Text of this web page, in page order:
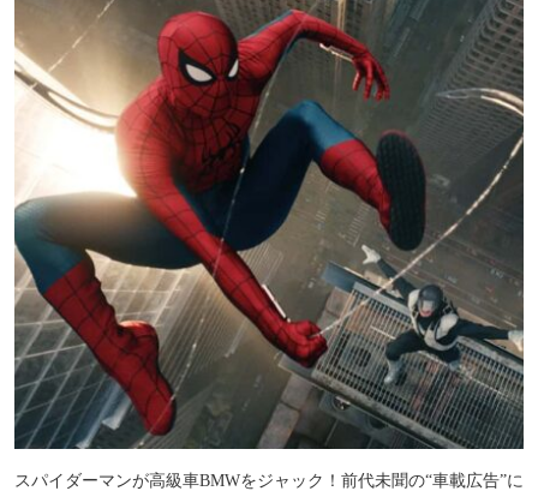
スパイダーマンが高級車BMWをジャック！前代未聞の“車載広告”に